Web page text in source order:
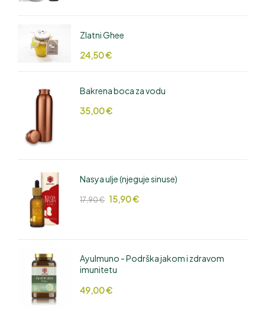
Zlatni Ghee
24,50€
Bakrena boca za vodu
35,00€
Nasya ulje (njeguje sinuse)
17,90€ 15,90€
AyuImuno - Podrška jakom i zdravom
imunitetu
49,00€